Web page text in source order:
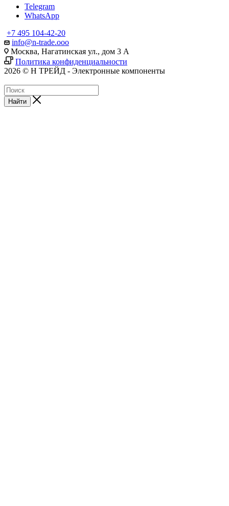
Telegram
WhatsApp
+7 495 104-42-20
info@n-trade.ooo
Москва, Нагатинская ул., дом 3 А
Политика конфиденциальности
2026 © Н ТРЕЙД - Электронные компоненты
Найти